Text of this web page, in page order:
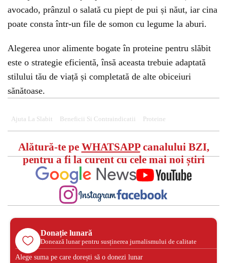
avocado, prânzul o salată cu piept de pui și năut, iar cina
poate consta într-un file de somon cu legume la aburi.
Alegerea unor alimente bogate în proteine pentru slăbit
este o strategie eficientă, însă aceasta trebuie adaptată
stilului tău de viață și completată de alte obiceiuri
sănătoase.
Ajuta La Slabit Beneficii Si Contraindicatii Proteine
Alătură-te pe WHATSAPPcanalului BZI,
pentru a fi la curent cu cele mai noi știri
Donație lunară
Donează lunar pentru susținerea jurnalismului de calitate
Alege suma pe care dorești să o donezi lunar